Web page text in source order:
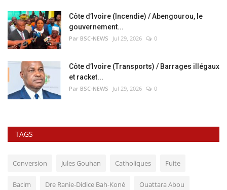
Côte d’Ivoire (Incendie) / Abengourou, le
gouvernement...
Par BSC-NEWS Jul 29, 2026 0
Côte d’Ivoire (Transports) / Barrages illégaux
et racket...
Par BSC-NEWS Jul 29, 2026 0
TAGS
Conversion Jules Gouhan Catholiques Fuite
Bacim Dre Ranie-Didice Bah-Koné Ouattara Abou